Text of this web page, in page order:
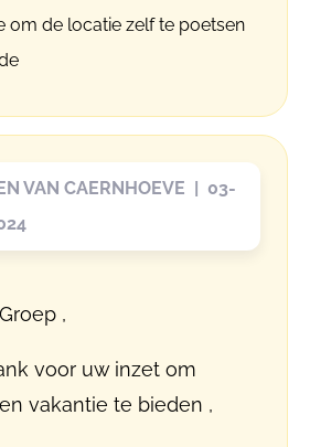
om de locatie zelf te poetsen
VAN CAERNHOEVE | 03-
,
voor uw inzet om
vakantie te bieden ,